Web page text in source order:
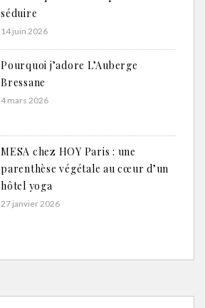
séduire
14 juin 2026
Pourquoi j’adore L’Auberge
Bressane
4 mars 2026
MESA chez HOY Paris : une
parenthèse végétale au cœur d’un
hôtel yoga
27 janvier 2026